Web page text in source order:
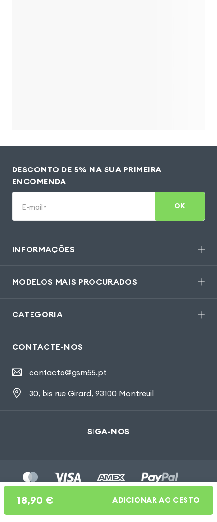
18,90 € ADICIONAR AO CESTO
DESCONTO DE 5% NA SUA PRIMEIRA
ENCOMENDA
E-mail * OK
INFORMAÇÕES
MODELOS MAIS PROCURADOS
CATEGORIA
CONTACTE-NOS
contacto@gsm55.pt
30, bis rue Girard, 93100 Montreuil
SIGA-NOS